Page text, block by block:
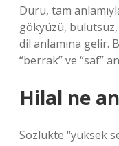
Duru, tam
gökyüzü,
dil anlamına gelir.
“berrak” ve “saf”
Hilal ne
Sözlükte “yüksek